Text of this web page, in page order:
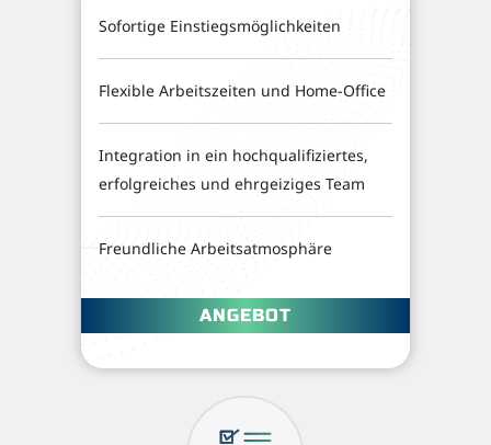
Sofortige Einstiegsmöglichkeiten
Flexible Arbeitszeiten und Home-Office
Integration in ein hochqualifiziertes,
erfolgreiches und ehrgeiziges Team
Freundliche Arbeitsatmosphäre
ANGEBOT